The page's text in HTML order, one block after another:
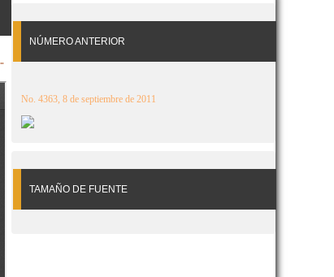
NÚMERO ANTERIOR
No. 4363, 8 de septiembre de 2011
TAMAÑO DE FUENTE